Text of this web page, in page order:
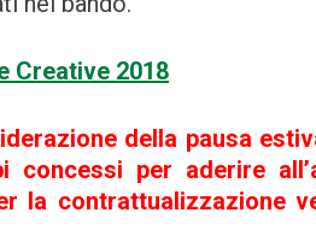
Creative 2018
della pausa
per aderire
la contrattualizzazione